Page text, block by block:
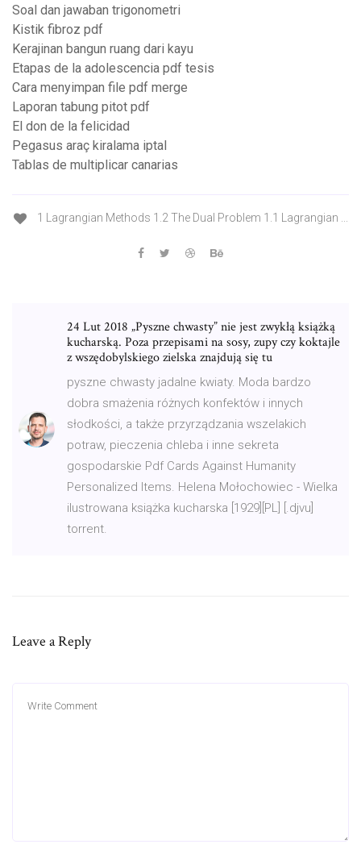
Soal dan jawaban trigonometri
Kistik fibroz pdf
Kerajinan bangun ruang dari kayu
Etapas de la adolescencia pdf tesis
Cara menyimpan file pdf merge
Laporan tabung pitot pdf
El don de la felicidad
Pegasus araç kiralama iptal
Tablas de multiplicar canarias
1 Lagrangian Methods 1.2 The Dual Problem 1.1 Lagrangian ...
24 Lut 2018 „Pyszne chwasty” nie jest zwykłą książką
kucharską. Poza przepisami na sosy, zupy czy koktajle
z wszędobylskiego zielska znajdują się tu
pyszne chwasty jadalne kwiaty. Moda bardzo
dobra smażenia różnych konfektów i innych
słodkości, a także przyrządzania wszelakich
potraw, pieczenia chleba i inne sekreta
gospodarskie Pdf Cards Against Humanity
Personalized Items. Helena Mołochowiec - Wielka
ilustrowana książka kucharska [1929][PL] [.djvu]
torrent.
Leave a Reply